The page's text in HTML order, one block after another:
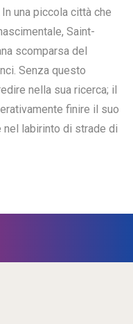
una piccola città che
Saint-
scomparsa del
Senza questo
nella sua ricerca; il
finire il suo
nel labirinto di strade di